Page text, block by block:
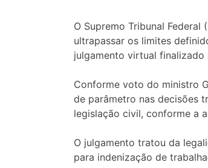
O Supremo Tribunal
ultrapassar os limites
julgamento virtual
Conforme voto do ministro
de parâmetro nas decisões
legislação civil, conforme a
O julgamento tratou da
para indenização de